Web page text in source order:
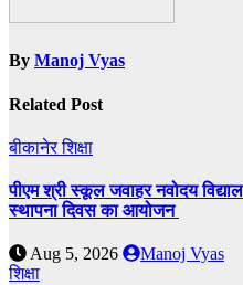
By Manoj Vyas
Related Post
बीकानेरशिक्षा
पीएम श्री स्कूल जवाहर नवोदय
स्थापना दिवस का आयोजन
Aug 5, 2026
Manoj Vyas
शिक्षा